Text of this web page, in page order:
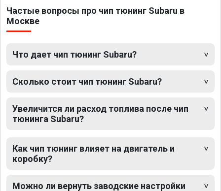
Частые вопросы про чип тюнинг Subaru в
Москве
Что дает чип тюнинг Subaru?
Сколько стоит чип тюнинг Subaru?
Увеличится ли расход топлива после чип
тюнинга Subaru?
Как чип тюнинг влияет на двигатель и
коробку?
Можно ли вернуть заводские настройки